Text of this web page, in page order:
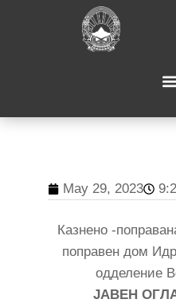
May 29, 2023
Казнено -
поправен дом
одделение
ЈАВЕН